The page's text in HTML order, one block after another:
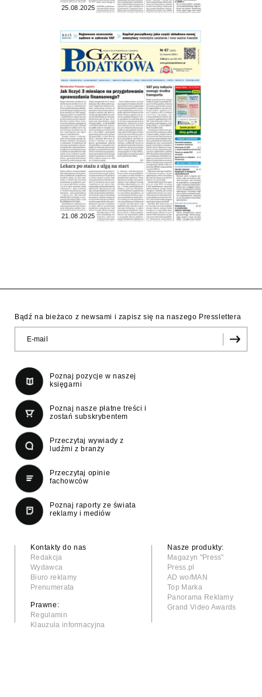
25.08.2025
21.08.2025
Bądź na bieżaco z newsami i zapisz się na naszego Presslettera
Poznaj pozycje w naszej
księgarni
Poznaj nasze płatne treści i
zostań subskrybentem
Przeczytaj wywiady z
ludźmi z branży
Przeczytaj opinie
fachowców
Poznaj raporty ze świata
reklamy i mediów
Kontakty do nas
Redakcja
Wydawca
Biuro reklamy
Prenumerata
Prawne:
Regulamin
Klauzula informacyjna
Nasze produkty:
Magazyn "Press"
Press.pl
AD wo/MAN
Top Marka
Panorama Reklamy
Grand Video Awards